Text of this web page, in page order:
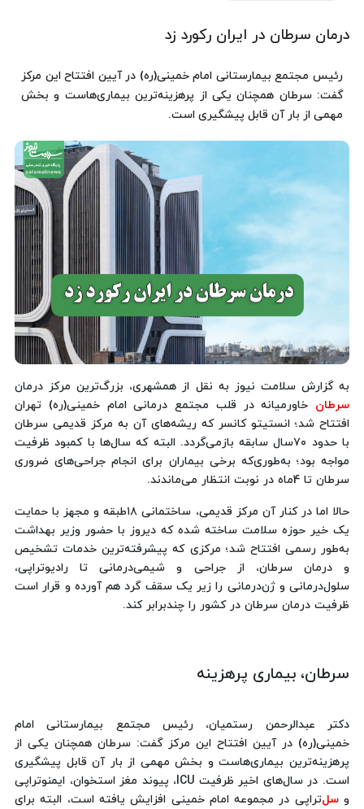
درمان سرطان در ایران رکورد زد
رئیس مجتمع بیمارستانی امام خمینی(ره) در آیین افتتاح این مرکز
گفت: سرطان همچنان یکی از پرهزینه‌ترین بیماری‌هاست و بخش
مهمی از بار آن قابل پیشگیری است.
به گزارش سلامت نیوز به نقل از همشهری، بزرگ‌ترین مرکز درمان
سرطان خاورمیانه در قلب مجتمع درمانی امام خمینی(ره) تهران
افتتاح شد؛ انستیتو کانسر که ریشه‌های آن به مرکز قدیمی سرطان
با حدود ۷۰سال سابقه بازمی‌گردد. البته که سال‌ها با کمبود ظرفیت
مواجه بود؛ به‌طوری‌که برخی بیماران برای انجام جراحی‌های ضروری
سرطان تا 4ماه در نوبت انتظار می‌ماندند.
حالا اما در کنار آن مرکز قدیمی، ساختمانی ۱۸طبقه و مجهز با حمایت
یک خیر حوزه سلامت ساخته شده که دیروز با حضور وزیر بهداشت
به‌طور رسمی افتتاح شد؛ مرکزی که پیشرفته‌ترین خدمات تشخیص
و درمان سرطان، از جراحی و شیمی‌درمانی تا رادیوتراپی،
سلول‌درمانی و ژن‌درمانی را زیر یک سقف گرد هم آورده و قرار است
ظرفیت درمان سرطان در کشور را چندبرابر کند.
سرطان، بیماری پرهزینه
دکتر عبدالرحمن رستمیان، رئیس مجتمع بیمارستانی امام
خمینی(ره) در آیین افتتاح این مرکز گفت: سرطان همچنان یکی از
پرهزینه‌ترین بیماری‌هاست و بخش مهمی از بار آن قابل پیشگیری
است. در سال‌های اخیر ظرفیت ICU، پیوند مغز استخوان، ایمنوتراپی
وسل‌تراپی در مجموعه امام خمینی افزایش یافته است، البته برای